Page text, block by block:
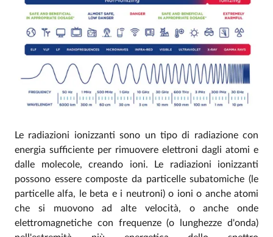
Le radiazioni ionizzanti sono un tipo di radiazione con
energia sufficiente per rimuovere elettroni dagli atomi e
dalle molecole, creando ioni. Le radiazioni ionizzanti
possono essere composte da particelle subatomiche (le
particelle alfa, le beta e i neutroni) o ioni o anche atomi
che si muovono ad alte velocità, o anche onde
elettromagnetiche con frequenze (o lunghezze d'onda)